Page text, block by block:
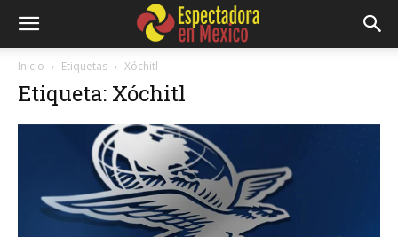
Inicio Etiquetas Xóchitl
Etiqueta: Xóchitl